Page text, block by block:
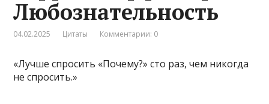
Любознательность
04.02.2025 Цитаты Комментарии: 0
«Лучше спросить «Почему?» сто раз, чем никогда
не спросить.»